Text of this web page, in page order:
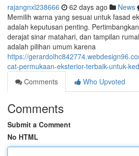
rajangnxl238666 62 days ago News
Memilih warna yang sesuai untuk fasad
adalah keputusan penting.
derajat sinar matahari, dan tampilan
adalah pilihan umum karena
https://
cat-permukaan-eksterior-terbaik-untuk-
Comments
Who Upvoted
Comments
Submit a Comment
No HTML